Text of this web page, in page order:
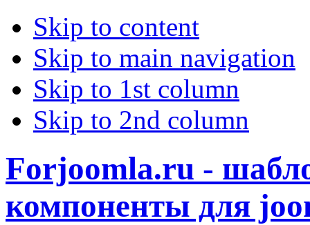
Skip to content
Skip to main navigation
Skip to 1st column
Skip to 2nd column
Forjoomla.ru -
компоненты для